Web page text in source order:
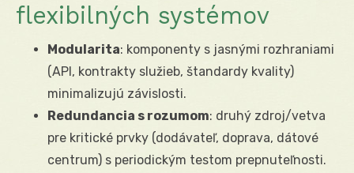
flexibilných systémov
Modularita: komponenty s jasnými rozhraniami
(API, kontrakty služieb, štandardy kvality)
minimalizujú závislosti.
Redundancia s rozumom: druhý zdroj/vetva
pre kritické prvky (dodávateľ, doprava, dátové
centrum) s periodickým testom prepnuteľnosti.